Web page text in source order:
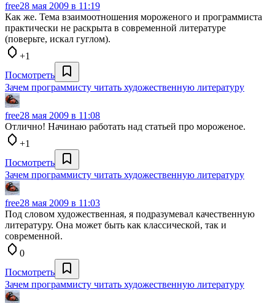
free28 мая 2009 в 11:19
Как же. Тема взаимоотношения мороженого и программиста
практически не раскрыта в современной литературе
(поверьте, искал гуглом).
+1
Посмотреть
Зачем программисту читать художественную литературу
free28 мая 2009 в 11:08
Отлично! Начинаю работать над статьей про мороженое.
+1
Посмотреть
Зачем программисту читать художественную литературу
free28 мая 2009 в 11:03
Под словом художественная, я подразумевал качественную
литературу. Она может быть как классической, так и
современной.
0
Посмотреть
Зачем программисту читать художественную литературу